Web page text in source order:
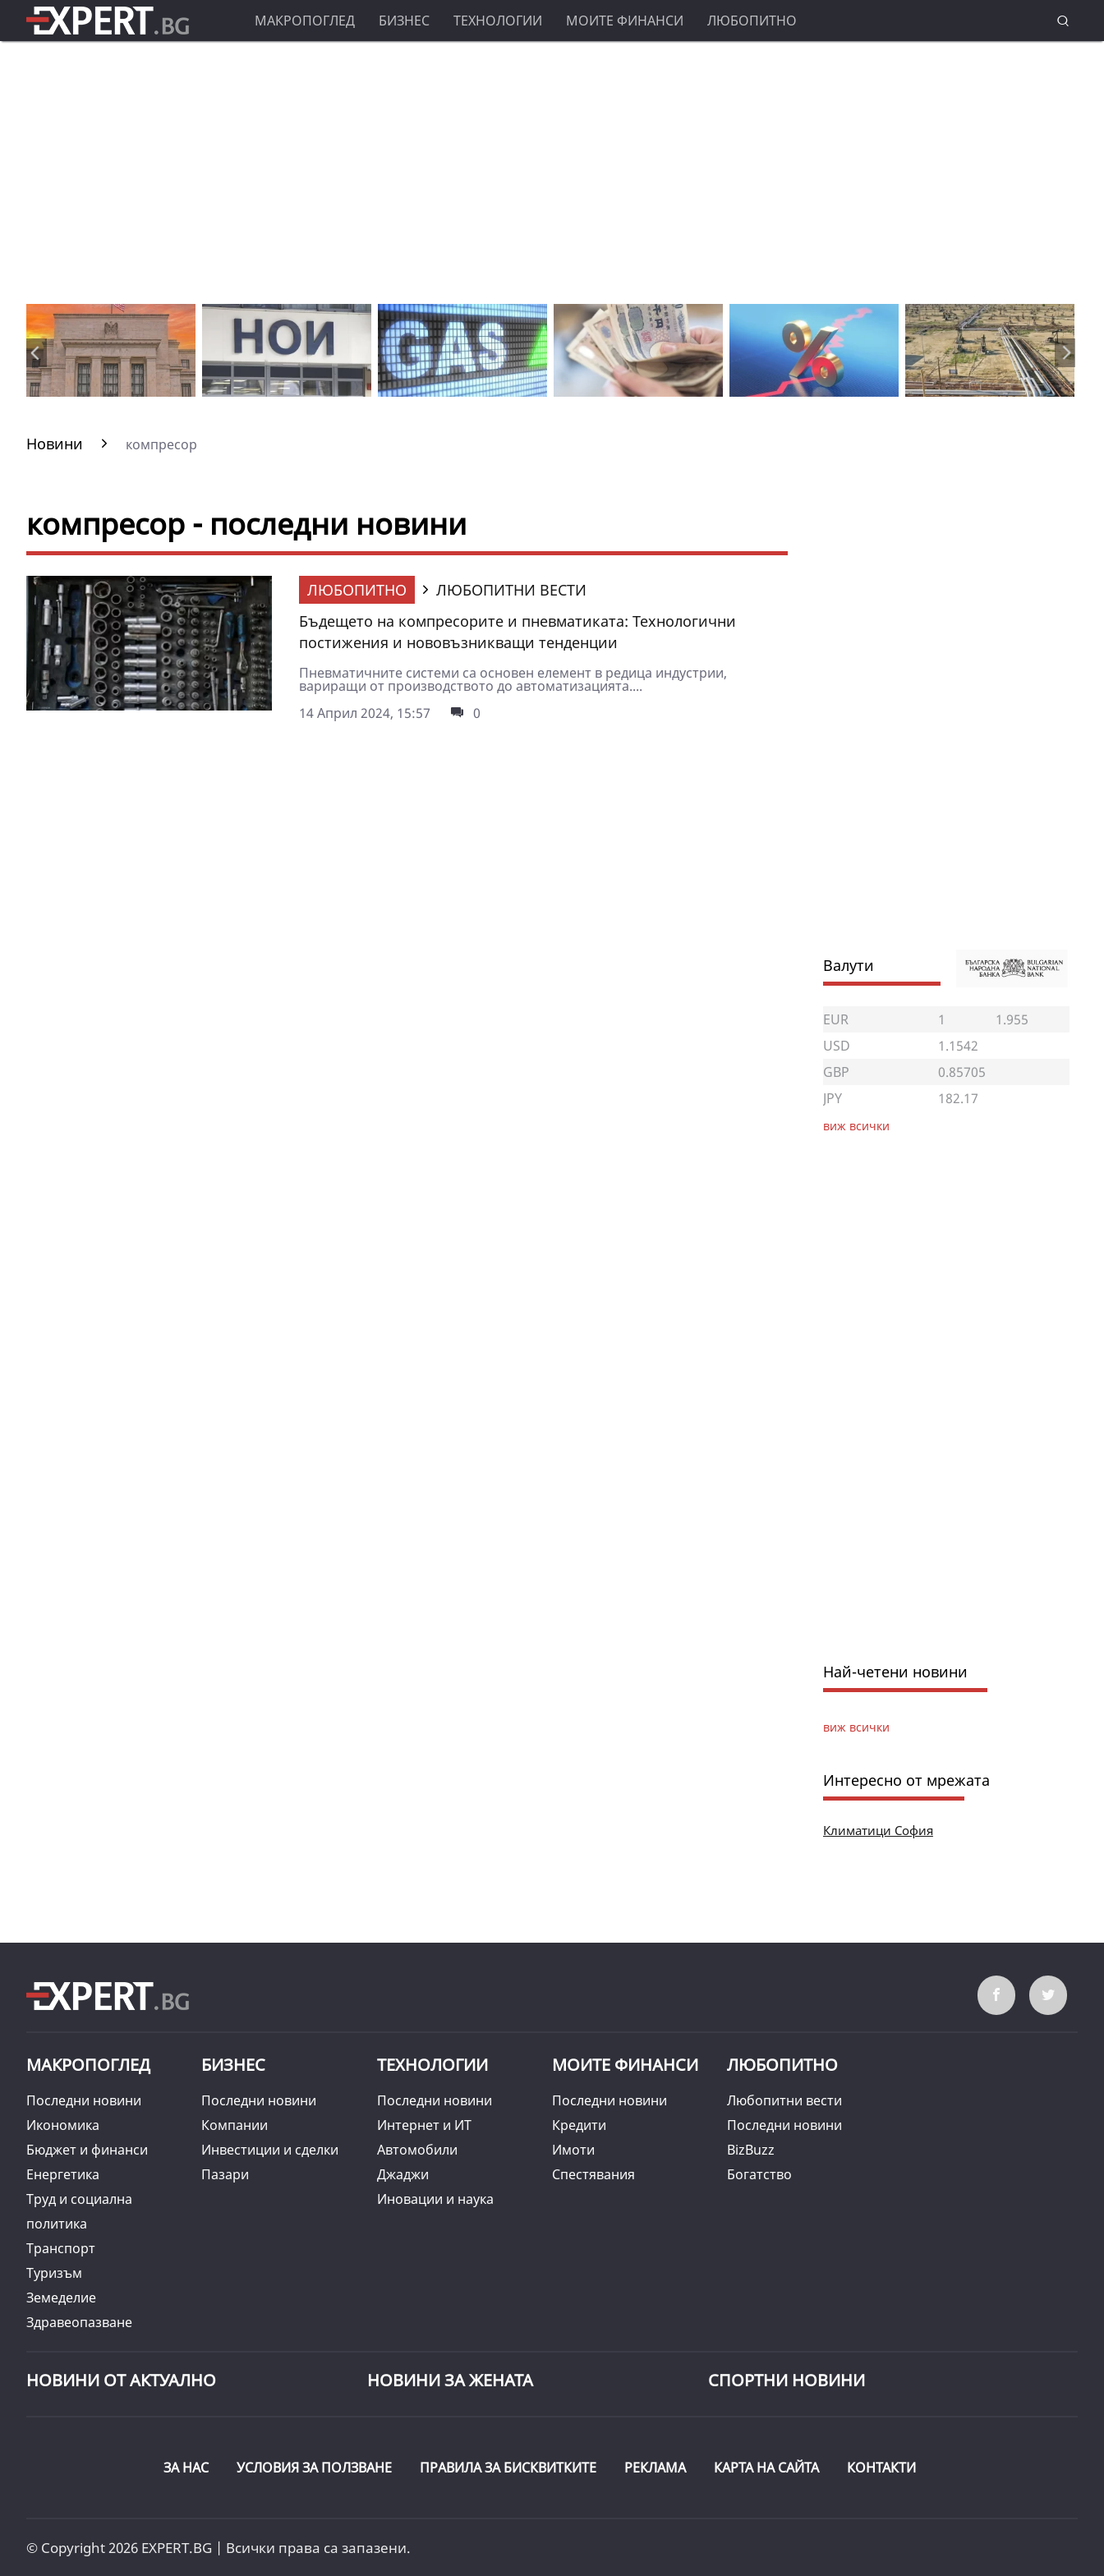
МАКРОПОГЛЕД БИЗНЕС ТЕХНОЛОГИИ МОИТЕ ФИНАНСИ ЛЮБОПИТНО
Новини компресор
компресор - последни новини
ЛЮБОПИТНО
ЛЮБОПИТНИ ВЕСТИ
Бъдещето на компресорите и пневматиката: Технологични
постижения и нововъзникващи тенденции
Пневматичните системи са основен елемент в редица индустрии,
вариращи от производството до автоматизацията....
14 Април 2024, 15:57
0
Валути
EUR 1
1.955
USD
1.1542
GBP
0.85705
JPY
182.17
виж всички
Най-четени новини
виж всички
Интересно от мрежата
Климатици София
МАКРОПОГЛЕД
Последни новини
Икономика
Бюджет и финанси
Енергетика
Труд и социална
политика
Транспорт
Туризъм
Земеделие
Здравеопазване
БИЗНЕС
Последни новини
Компании
Инвестиции и сделки
Пазари
ТЕХНОЛОГИИ
Последни новини
Интернет и ИТ
Автомобили
Джаджи
Иновации и наука
МОИТЕ ФИНАНСИ
Последни новини
Кредити
Имоти
Спестявания
ЛЮБОПИТНО
Любопитни вести
Последни новини
BizBuzz
Богатство
НОВИНИ ОТ АКТУАЛНО НОВИНИ ЗА ЖЕНАТА СПОРТНИ НОВИНИ
ЗА НАС УСЛОВИЯ ЗА ПОЛЗВАНЕ ПРАВИЛА ЗА БИСКВИТКИТЕ РЕКЛАМА КАРТА НА САЙТА КОНТАКТИ
© Copyright 2026 EXPERT.BG | Всички права са запазени.